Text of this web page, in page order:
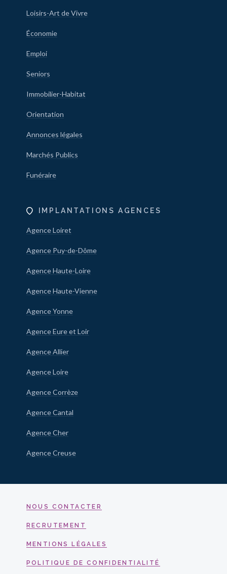
Loisirs-Art de Vivre
Économie
Emploi
Seniors
Immobilier-Habitat
Orientation
Annonces légales
Marchés Publics
Funéraire
IMPLANTATIONS AGENCES
Agence Loiret
Agence Puy-de-Dôme
Agence Haute-Loire
Agence Haute-Vienne
Agence Yonne
Agence Eure et Loir
Agence Allier
Agence Loire
Agence Corrèze
Agence Cantal
Agence Cher
Agence Creuse
NOUS CONTACTER
RECRUTEMENT
MENTIONS LÉGALES
POLITIQUE DE CONFIDENTIALITÉ